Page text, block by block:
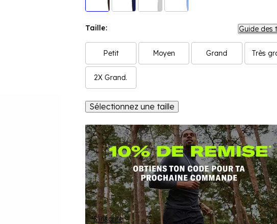
Taille: Guide des
Petit Moyen Grand Très
2X Grand.
Sélectionnez une taille
S'inscrire